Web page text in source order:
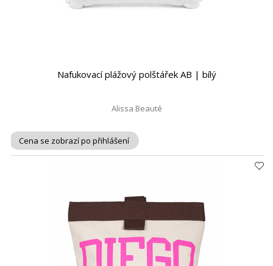
Nafukovací plážový polštářek AB | bílý
Alissa Beauté
Cena se zobrazí po přihlášení